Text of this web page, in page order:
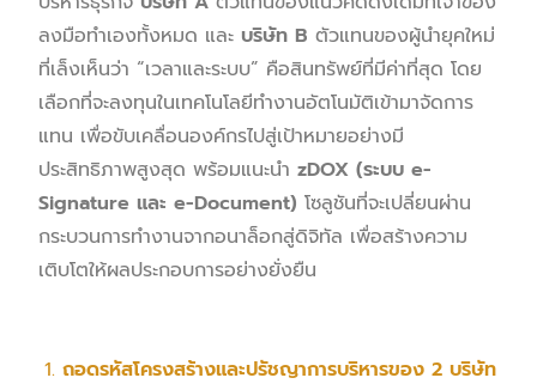
ลงมือทำเองทั้งหมด และ บริษัท B ตัวแทนของผู้นำยุคใหม่
ที่เล็งเห็นว่า “เวลาและระบบ” คือสินทรัพย์ที่มีค่าที่สุด โดย
เลือกที่จะลงทุนในเทคโนโลยีทำงานอัตโนมัติเข้ามาจัดการ
แทน เพื่อขับเคลื่อนองค์กรไปสู่เป้าหมายอย่างมี
ประสิทธิภาพสูงสุด พร้อมแนะนำzDOX (ระบบ e-
Signature และ e-Document) โซลูชันที่จะเปลี่ยนผ่าน
กระบวนการทำงานจากอนาล็อกสู่ดิจิทัล เพื่อสร้างความ
เติบโตให้ผลประกอบการอย่างยั่งยืน
ถอดรหัสโครงสร้างและปรัชญาการบริหารของ 2 บริษัท